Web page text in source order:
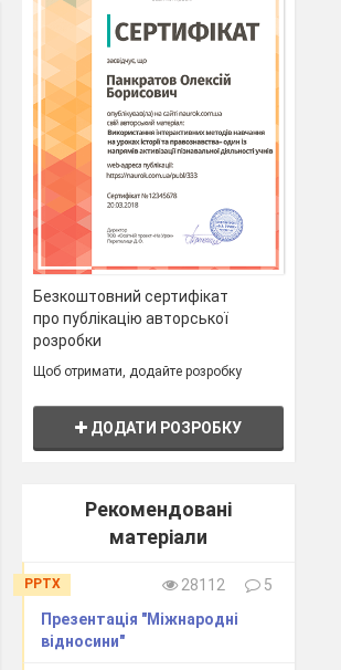
Безкоштовний сертифікат
про публікацію авторської
розробки
Щоб отримати, додайте розробку
ДОДАТИ РОЗРОБКУ
Рекомендовані
матеріали
PPTX 28112
5
Презентація "Міжнародні
відносини"